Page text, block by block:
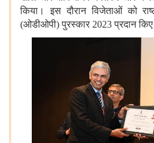
किया। इस दौरान विजेताओं को
(ओडीओपी) पुरस्कार 2023 प्रदान किए